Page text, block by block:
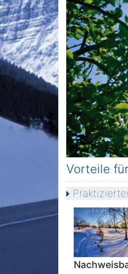
Vorteile